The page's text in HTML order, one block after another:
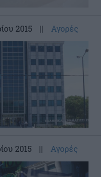
2015 || Αγορές
2015 || Αγορές